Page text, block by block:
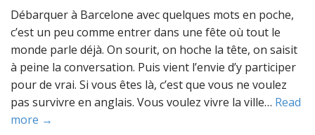
Débarquer à Barcelone avec quelques mots en poche,
c’est un peu comme entrer dans une fête où tout le
monde parle déjà. On sourit, on hoche la tête, on saisit
à peine la conversation. Puis vient l’envie d’y participer
pour de vrai. Si vous êtes là, c’est que vous ne voulez
pas survivre en anglais. Vous voulez vivre la ville… Read
more →